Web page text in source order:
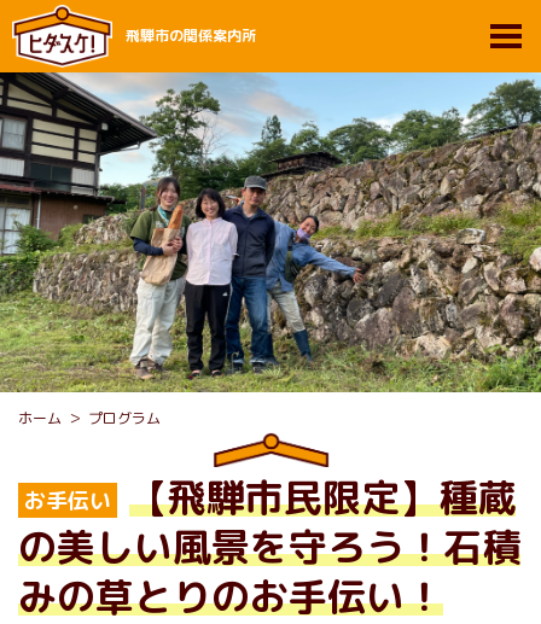
飛騨市の関係案内所
ホーム プログラム
お手伝い
【飛騨市民限定】種蔵
の美しい風景を守ろう！石積
みの草とりのお手伝い！